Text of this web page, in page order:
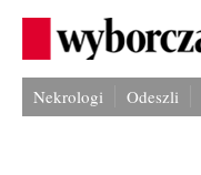
Nekrologi Odeszli